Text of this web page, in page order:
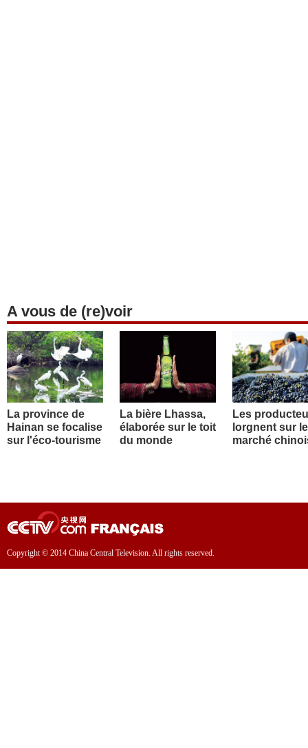
A vous de (re)voir
La province de
Hainan se focalise
sur l'éco-tourisme
La bière Lhassa,
élaborée sur le toit
du monde
Les
lorgnent sur le
marché
Copyright © 2014 China Central Television. All rights reserved.